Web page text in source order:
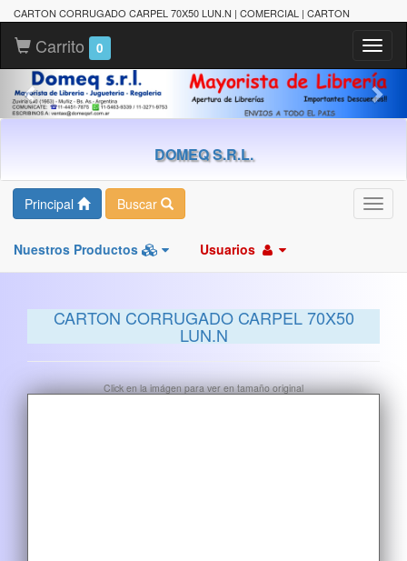
CARTON CORRUGADO CARPEL 70X50 LUN.N | COMERCIAL | CARTON
Carrito 0
DOMEQ S.R.L.
Principal Buscar
Nuestros Productos Usuarios
CARTON CORRUGADO CARPEL 70X50
LUN.N
Click en la imágen para ver en tamaño original